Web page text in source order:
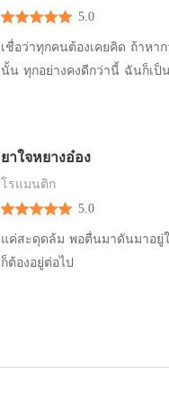
5.0
เชื่อว่าทุกคนต้องเคยคิด ถ้าห
นั้น ทุกอย่างคงดีกว่านี้ ฉันก็เป็
ยาใจหยางอ๋อง
โรแมนติก
5.0
แค่สะดุดล้ม พอตื่นมาดันมาอยู่ในร่างของคุณหนูสี่ ที่อ่อนแอไม่มีใครเหลียวแล ทำไงได้ในเมื่อมาแล้ว
ก็ต้องอยู่ต่อไป